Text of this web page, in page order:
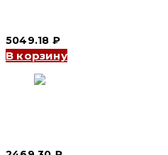
5049.18 ₽
В корзину